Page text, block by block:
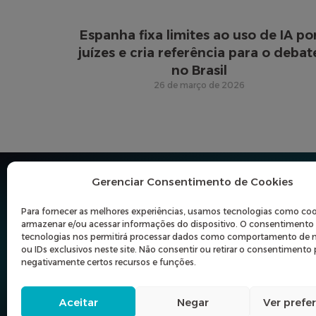
Gerenciar Consentimento de Cookies
Para fornecer as melhores experiências, usamos tecnologias como
armazenar e/ou acessar informações do dispositivo. O consentimento
tecnologias nos permitirá processar dados como comportamento de
ou IDs exclusivos neste site. Não consentir ou retirar o consentimento
negativamente certos recursos e funções.
Aceitar Negar Ver
Espanha fixa limites ao uso de IA
juízes e cria referência para o
no Brasil
26 de março de 2026
© Instituto SIGILO. Todos os direitos reservados.
Pinheiros, CEP 05422-902, São Paulo-SP
CNPJ: 32.574.046/0001-00